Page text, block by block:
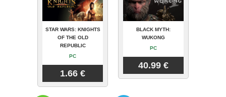
STAR WARS: KNIGHTS
OF THE OLD
REPUBLIC
PC
1.66 €
BLACK MYTH:
WUKONG
PC
40.99 €